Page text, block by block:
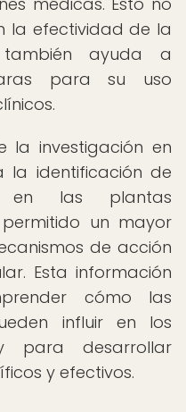
la efectividad de la
ayuda a
para su uso
la investigación en
identificación de
en las plantas
un mayor
de acción
Esta información
cómo las
influir en los
para desarrollar
y efectivos.